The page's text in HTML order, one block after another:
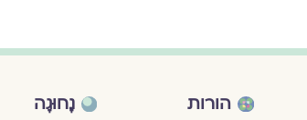
הורות נָחוּגָה